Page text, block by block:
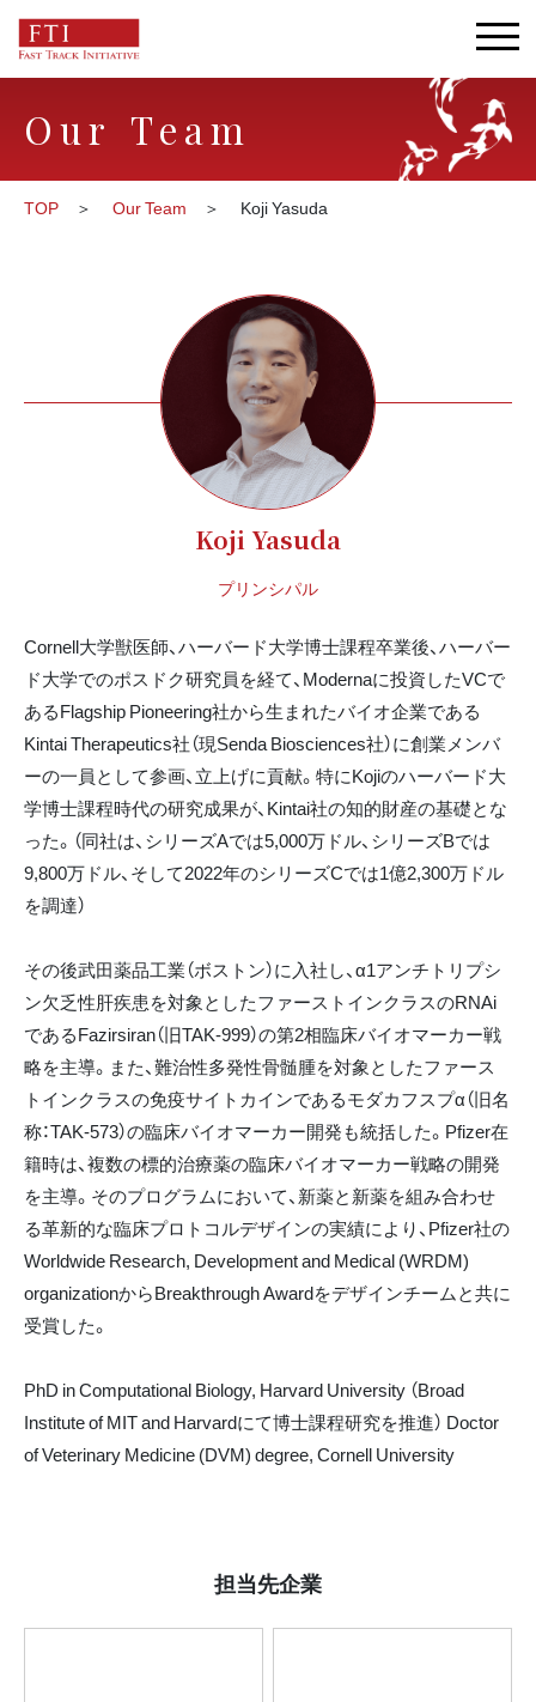
Our Team
TOP Our Team Koji Yasuda
Koji Yasuda
プリンシパル
Cornell大学獣医師、ハーバード大学博士課程卒業後、ハーバー
ド大学でのポスドク研究員を経て、Modernaに投資したVCで
あるFlagship Pioneering社から生まれたバイオ企業である
Kintai Therapeutics社（現Senda Biosciences社）に創業メンバ
ーの一員として参画、立上げに貢献。特にKojiのハーバード大
学博士課程時代の研究成果が、Kintai社の知的財産の基礎とな
った。（同社は、シリーズAでは5,000万ドル、シリーズBでは
9,800万ドル、そして2022年のシリーズCでは1億2,300万ドル
を調達）
その後武田薬品工業（ボストン）に入社し、α1アンチトリプシ
ン欠乏性肝疾患を対象としたファーストインクラスのRNAi
であるFazirsiran（旧TAK-999）の第2相臨床バイオマーカー戦
略を主導。また、難治性多発性骨髄腫を対象としたファース
トインクラスの免疫サイトカインであるモダカフスプα（旧名
称：TAK-573）の臨床バイオマーカー開発も統括した。Pfizer在
籍時は、複数の標的治療薬の臨床バイオマーカー戦略の開発
を主導。そのプログラムにおいて、新薬と新薬を組み合わせ
る革新的な臨床プロトコルデザインの実績により、Pfizer社の
Worldwide Research, Development and Medical (WRDM)
organizationからBreakthrough Awardをデザインチームと共に
受賞した。
PhD in Computational Biology, Harvard University （Broad
Institute of MIT and Harvardにて博士課程研究を推進） Doctor
of Veterinary Medicine (DVM) degree, Cornell University
担当先企業